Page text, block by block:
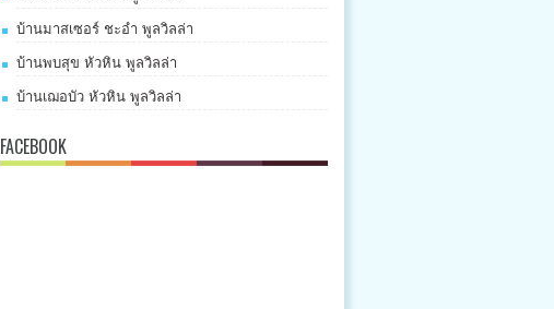
บ้านมาสเซอร์ ชะอำ พูลวิลล่า
บ้านพบสุข หัวหิน พูลวิลล่า
บ้านเฌอบัว หัวหิน พูลวิลล่า
FACEBOOK